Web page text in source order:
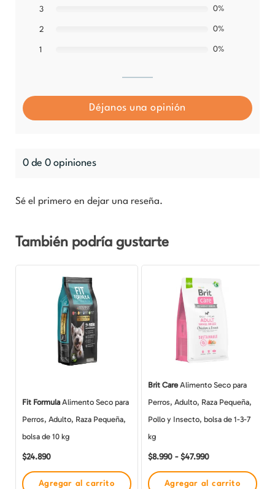
3 0%
2 0%
1 0%
Déjanos una opinión
0 de 0 opiniones
Sé el primero en dejar una reseña.
También podría gustarte
Fit FormulaAlimento Seco para
Perros, Adulto, Raza Pequeña,
bolsa de 10 kg
$24.890
Agregar al carrito
Brit CareAlimento Seco para
Perros, Adulto, Raza Pequeña,
Pollo y Insecto, bolsa de 1-3-7
kg
$8.990 - $47.990
de
precios:
desde
$8.990
hasta
$47.990
Agregar al carrito
producto
tiene
múltiples
variantes.
Las
la
página